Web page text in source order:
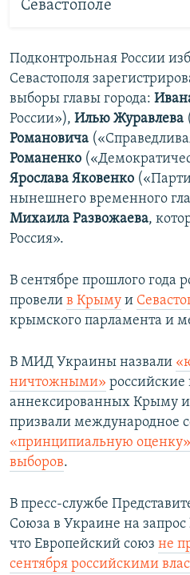
Севастополе
Подконтрольная России
Севастополя
выборы главы города:
России»), Илью Журавлева
Романовича
Романенко
Ярослава Яковенко
нынешнего временного
Михаила Развожаева,
Россия».
В сентябре прошлого года
провели в Крыму и
крымского парламента и
В МИД Украины назвали
ничтожными»
аннексированных Крыму и
призвали международное
«принципиальную
выборов.
В пресс-службе
Союза в Украине на запрос
что Европейский союз не
сентября российскими